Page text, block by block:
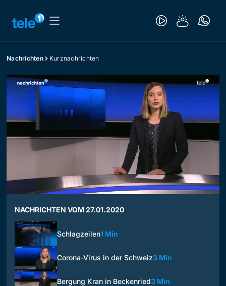
Nachrichten Kurznachrichten
NACHRICHTEN VOM 27.01.2020
Schlagzeilen1 Min
Corona-Virus in der Schweiz3 Min
Bergung Kran in Beckenried3 Min